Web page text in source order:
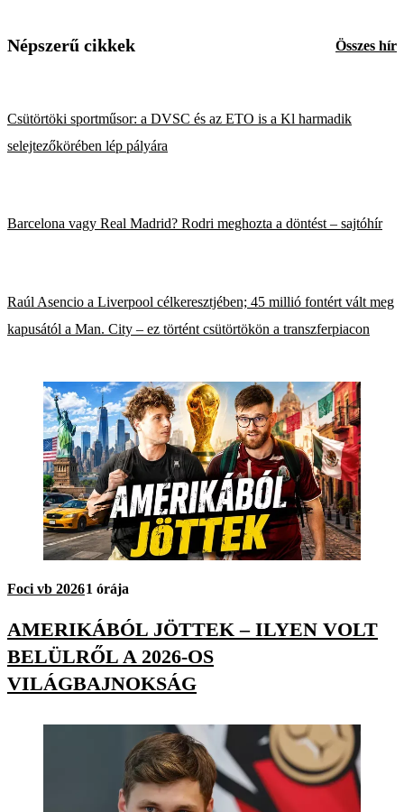
Népszerű cikkek Összes hír
Csütörtöki sportműsor: a DVSC és az ETO is a Kl harmadik
selejtezőkörében lép pályára
Barcelona vagy Real Madrid? Rodri meghozta a döntést – sajtóhír
Raúl Asencio a Liverpool célkeresztjében; 45 millió fontért vált meg
kapusától a Man. City – ez történt csütörtökön a transzferpiacon
Foci vb 20261 órája
AMERIKÁBÓL JÖTTEK – ILYEN VOLT
BELÜLRŐL A 2026-OS
VILÁGBAJNOKSÁG